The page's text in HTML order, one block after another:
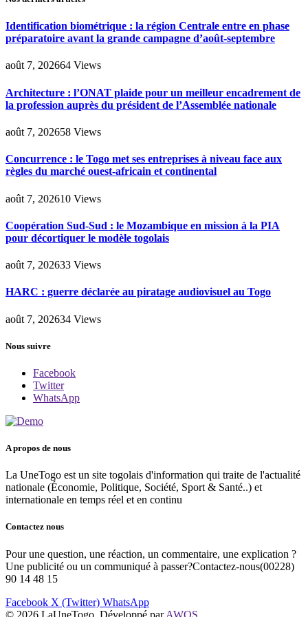
Identification biométrique : la région Centrale entre en phase
préparatoire avant la grande campagne d’août-septembre
août 7, 202664 Views
Architecture : l’ONAT plaide pour un meilleur encadrement de
la profession auprès du président de l’Assemblée nationale
août 7, 202658 Views
Concurrence : le Togo met ses entreprises à niveau face aux
règles du marché ouest-africain et continental
août 7, 202610 Views
Coopération Sud-Sud : le Mozambique en mission à la PIA
pour décortiquer le modèle togolais
août 7, 202633 Views
HARC : guerre déclarée au piratage audiovisuel au Togo
août 7, 202634 Views
Nous suivre
Facebook
Twitter
WhatsApp
A propos de nous
La UneTogo est un site togolais d'information qui traite de l'actualité
nationale (Économie, Politique, Société, Sport & Santé..) et
internationale en temps réel et en continu
Contactez nous
Pour une question, une réaction, un commentaire, une explication ?
Une publicité ou un communiqué à passer?Contactez-nous(00228)
90 14 48 15
Facebook X (Twitter) WhatsApp
© 2026 LaUneTogo. Développé par AWOS